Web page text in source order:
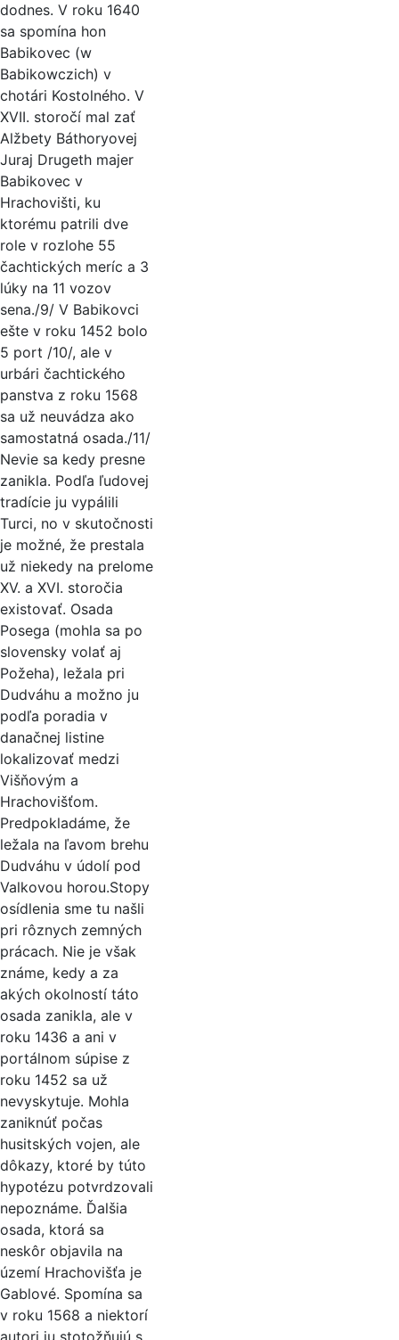
dodnes. V roku 1640
sa spomína hon
Babikovec (w
Babikowczich) v
chotári Kostolného. V
XVII. storočí mal zať
Alžbety Báthoryovej
Juraj Drugeth majer
Babikovec v
Hrachovišti, ku
ktorému patrili dve
role v rozlohe 55
čachtických meríc a 3
lúky na 11 vozov
sena./9/ V Babikovci
ešte v roku 1452 bolo
5 port /10/, ale v
urbári čachtického
panstva z roku 1568
sa už neuvádza ako
samostatná osada./11/
Nevie sa kedy presne
zanikla. Podľa ľudovej
tradície ju vypálili
Turci, no v skutočnosti
je možné, že prestala
už niekedy na prelome
XV. a XVI. storočia
existovať. Osada
Posega (mohla sa po
slovensky volať aj
Požeha), ležala pri
Dudváhu a možno ju
podľa poradia v
danačnej listine
lokalizovať medzi
Višňovým a
Hrachovišťom.
Predpokladáme, že
ležala na ľavom brehu
Dudváhu v údolí pod
Valkovou horou.Stopy
osídlenia sme tu našli
pri rôznych zemných
prácach. Nie je však
známe, kedy a za
akých okolností táto
osada zanikla, ale v
roku 1436 a ani v
portálnom súpise z
roku 1452 sa už
nevyskytuje. Mohla
zaniknúť počas
husitských vojen, ale
dôkazy, ktoré by túto
hypotézu potvrdzovali
nepoznáme. Ďalšia
osada, ktorá sa
neskôr objavila na
území Hrachovišťa je
Gablové. Spomína sa
v roku 1568 a niektorí
autori ju stotožňujú s